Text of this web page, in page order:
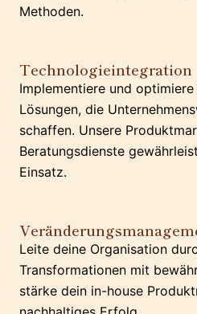
Methoden.
Technologieintegration
Implementiere und
Lösungen, die
schaffen. Unsere
Beratungsdienste
Einsatz.
Leite deine Organisation
Transformationen mit
stärke dein in-house